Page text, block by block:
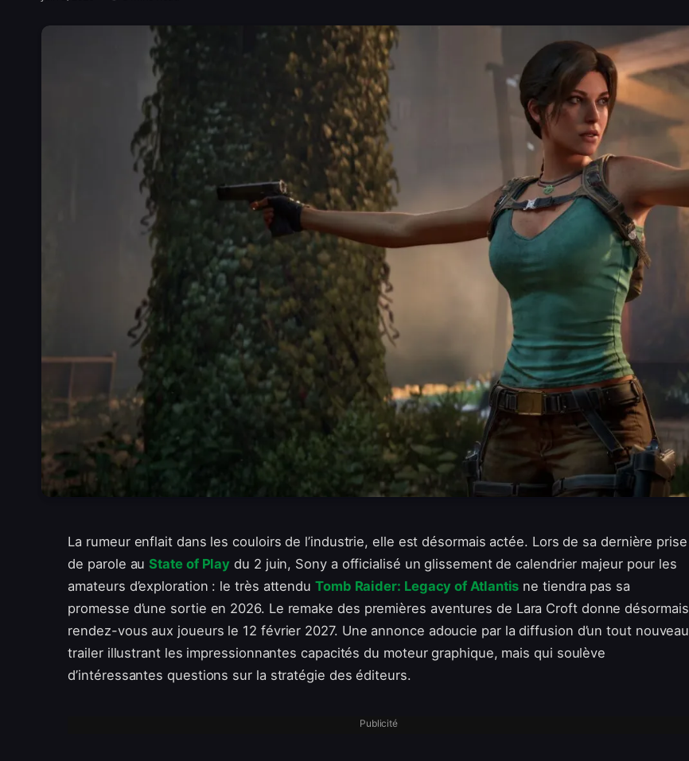
La rumeur enflait dans les couloirs de l’industrie, elle est désormais actée. Lors de sa dernière prise
de parole auState of Play du 2 juin, Sony a officialisé un glissement de calendrier majeur pour les
amateurs d’exploration : le très attendu Tomb Raider: Legacy of Atlantis ne tiendra pas sa
promesse d’une sortie en 2026. Le remake des premières aventures de Lara Croft donne désormais
rendez-vous aux joueurs le 12 février 2027. Une annonce adoucie par la diffusion d’un tout nouveau
trailer illustrant les impressionnantes capacités du moteur graphique, mais qui soulève
d’intéressantes questions sur la stratégie des éditeurs.
Publicité